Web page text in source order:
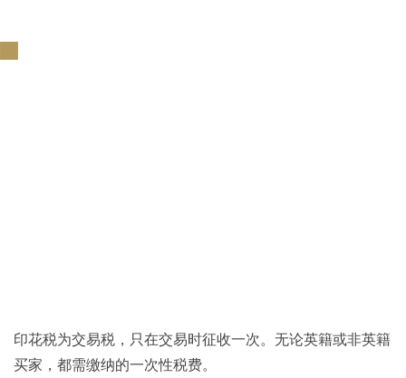
印花税为交易税，只在交易时征收一次。无论英籍或非英籍
买家，都需缴纳的一次性税费。